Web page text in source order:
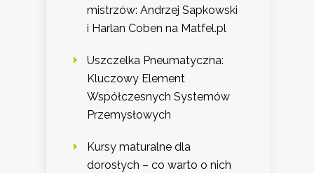
mistrzów: Andrzej Sapkowski
i Harlan Coben na Matfel.pl
Uszczelka Pneumatyczna:
Kluczowy Element
Współczesnych Systemów
Przemysłowych
Kursy maturalne dla
dorosłych – co warto o nich